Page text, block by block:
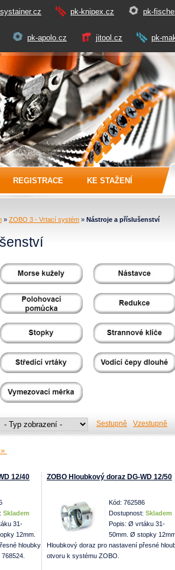
pk-knipex.cz pk-
pk-apolo.cz jitool.cz pk-
REGISTRACE KE STAŽENÍ
» ZOBO 3 - Vrtací systém » Nástroje a příslušenství
Sestupně Vzestupně
12/40
Skladem
31-
12mm.
hloubky
ZOBO Hloubkový doraz DG-WD 12/50
Kód: 762586
Dostupnost: Skladem
Popis: Ø vrtáku 31-
50mm. Ø stopky
Hloubkový doraz pro nastavení přesné
otvoru k systému ZOBO.